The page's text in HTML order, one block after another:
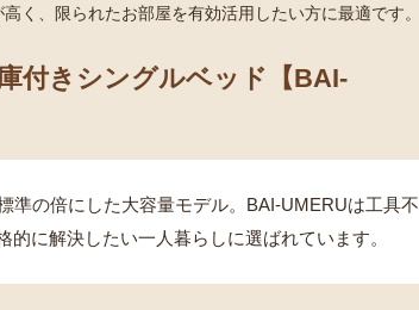
く、限られたお部屋を有効活用したい方に最適です。
付きシングルベッド【BAI-
準の倍にした大容量モデル。BAI-UMERUは工具不
に解決したい一人暮らしに選ばれています。